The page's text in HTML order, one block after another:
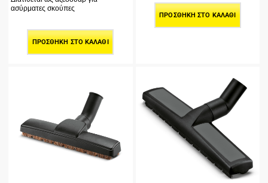
ασύρματες σκούπες
ΠΡΟΣΘΉΚΗ ΣΤΟ ΚΑΛΆΘΙ
ΠΡΟΣΘΉΚΗ ΣΤΟ ΚΑΛΆΘΙ